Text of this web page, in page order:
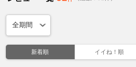
新着順 イイね！順